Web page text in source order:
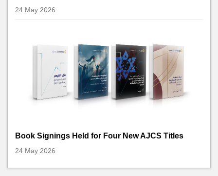
24 May 2026
Book Signings Held for Four New AJCS Titles
24 May 2026